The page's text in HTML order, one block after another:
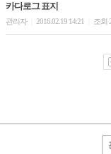
카다로그 표지
관리자 2016.02.19 14:21 조회